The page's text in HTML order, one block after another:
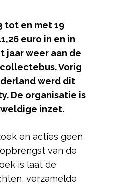
tot en met 19
euro in en in
jaar weer aan de
Vorig
werd dit
De organisatie is
inzet.
en acties geen
van de
is laat de
verzamelde